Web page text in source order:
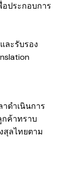
อประกอบการ
ละรับรอง
าดำเนินการ
กค้าทราบ
สุลไทยตาม